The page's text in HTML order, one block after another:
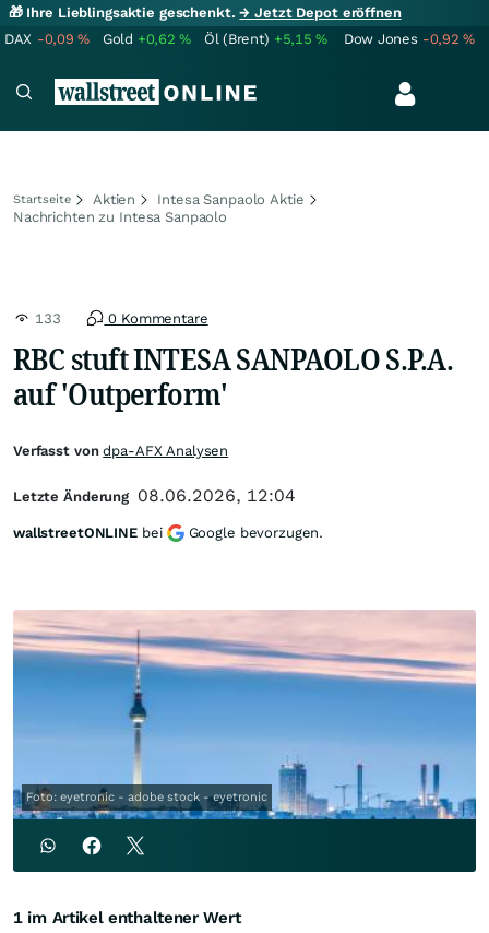
🎁 Ihre Lieblingsaktie geschenkt.→ Jetzt Depot eröffnen
DAX -0,09% Gold +0,62% Öl (Brent) +5,15% Dow Jones -0,92%
Startseite Aktien
Intesa Sanpaolo Aktie
Nachrichten zu Intesa Sanpaolo
133 0 Kommentare
RBC stuft INTESA SANPAOLO S.P.A.
auf 'Outperform'
Foto: eyetronic - adobe stock - eyetronic
Verfasst vondpa-AFX Analysen
Letzte Änderung 08.06.2026, 12:04
wallstreetONLINE bei Google bevorzugen.
1 im Artikel enthaltener Wert